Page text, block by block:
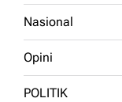
Nasional
Opini
POLITIK